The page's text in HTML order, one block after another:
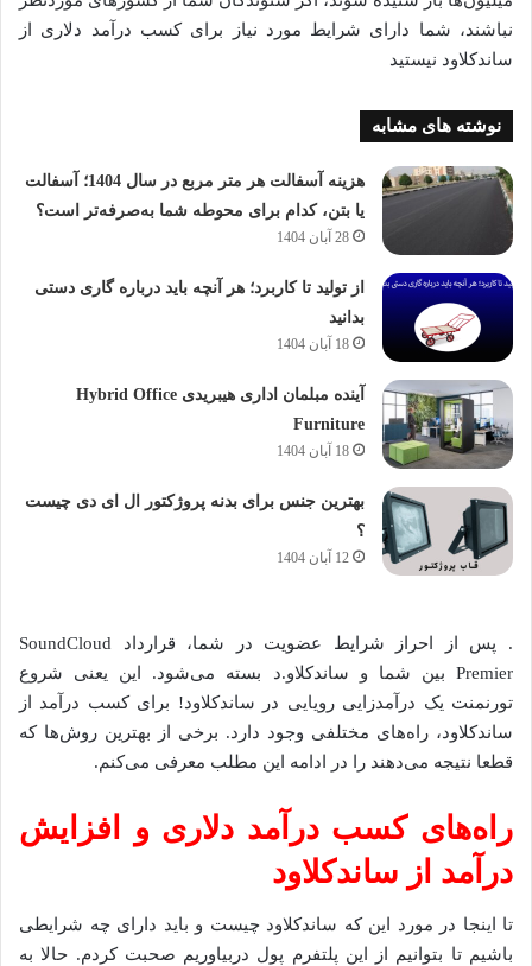
نباشند، شما دارای شرایط مورد نیاز برای کسب درآمد دلاری از
ساندکلاود نیستید
نوشته های مشابه
هزینه آسفالت هر متر مربع در سال 1404؛ آسفالت
یا بتن، کدام برای محوطه شما به‌صرفه‌تر است؟
28 آبان 1404
از تولید تا کاربرد؛ هر آنچه باید درباره گاری دستی
بدانید
18 آبان 1404
آینده مبلمان اداری هیبریدی Hybrid Office
Furniture
18 آبان 1404
بهترین جنس برای بدنه پروژکتور ال ای دی چیست
؟
12 آبان 1404
. پس از احراز شرایط عضویت در شما، قرارداد SoundCloud
Premier بین شما و ساندکلاو.د بسته می‌شود. این یعنی شروع
تورنمنت یک درآمدزایی رویایی در ساندکلاود! برای کسب درآمد از
ساندکلاود، راه‌های مختلفی وجود دارد. برخی از بهترین روش‌ها که
قطعا نتیجه می‌دهند را در ادامه این مطلب معرفی می‌کنم.
راه‌های کسب درآمد دلاری و افزایش
درآمد از ساندکلاود
تا اینجا در مورد این که ساندکلاود چیست و باید دارای چه شرایطی
باشیم تا بتوانیم از این پلتفرم پول دربیاوریم صحبت کردم. حالا به